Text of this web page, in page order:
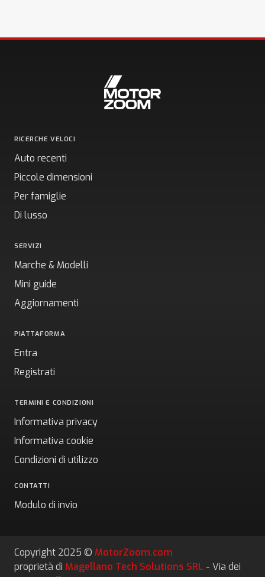
RICERCHE VELOCI
Auto recenti
Piccole dimensioni
Per famiglie
Di lusso
SERVIZI
Marche & Modelli
Mini guide
Aggiornamenti
PIATTAFORMA
Entra
Registrati
TERMINI E CONDIZIONI
Informativa privacy
Informativa cookie
Condizioni di utilizzo
CONTATTI
Modulo di invio
Copyright 2025 © MotorZoom.com
proprietà di Magellano Tech Solutions SRL - Via dei